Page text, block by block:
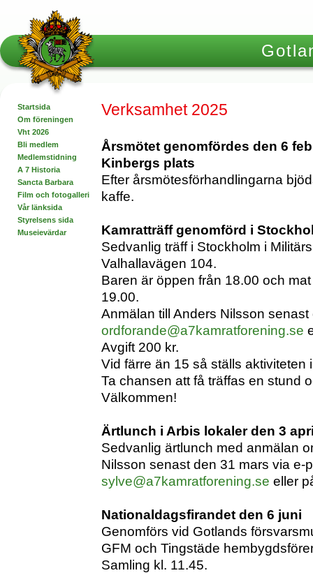
Startsida
Om föreningen
Vht 2026
Bli medlem
Medlemstidning
A 7 Historia
Sancta Barbara
Film och fotogalleri
Vår länksida
Styrelsens sida
Museievärdar
Verksamhet 2025
Årsmötet genomfördes den 6
Kinbergs plats
Efter årsmötesförhandlingarna
kaffe.
Kamratträff genomförd i
Sedvanlig träff i Stockholm i
Valhallavägen 104.
Baren är öppen från 18.00 och
19.00.
Anmälan till Anders Nilsson
ordforande@a7kamratforening.se
Avgift 200 kr.
Vid färre än 15 så ställs aktiviteten
Ta chansen att få träffas en stund
Välkommen!
Ärtlunch i Arbis lokaler den 3
Sedvanlig ärtlunch med anmälan
Nilsson senast den 31 mars via e-
sylve@a7kamratforening.se eller
Nationaldagsfirandet den 6 juni
Genomförs vid Gotlands
GFM och Tingstäde
Samling kl. 11.45.